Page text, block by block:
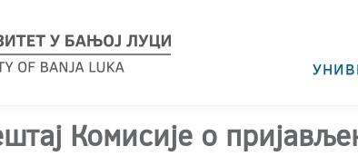
Комисије о